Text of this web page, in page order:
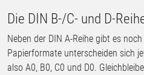
Die DIN B-/C- und D-
Neben der DIN A-Reihe gibt es
Papierformate unterscheiden sich
also A0, B0, C0 und D0.